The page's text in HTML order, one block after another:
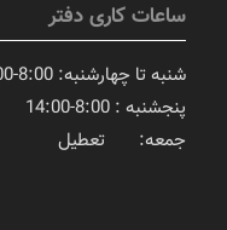
ساعات کاری دفتر
شنبه تا چهارشنبه: 8:00-19:00
پنجشنبه : 8:00-14:00
جمعه: تعطیل